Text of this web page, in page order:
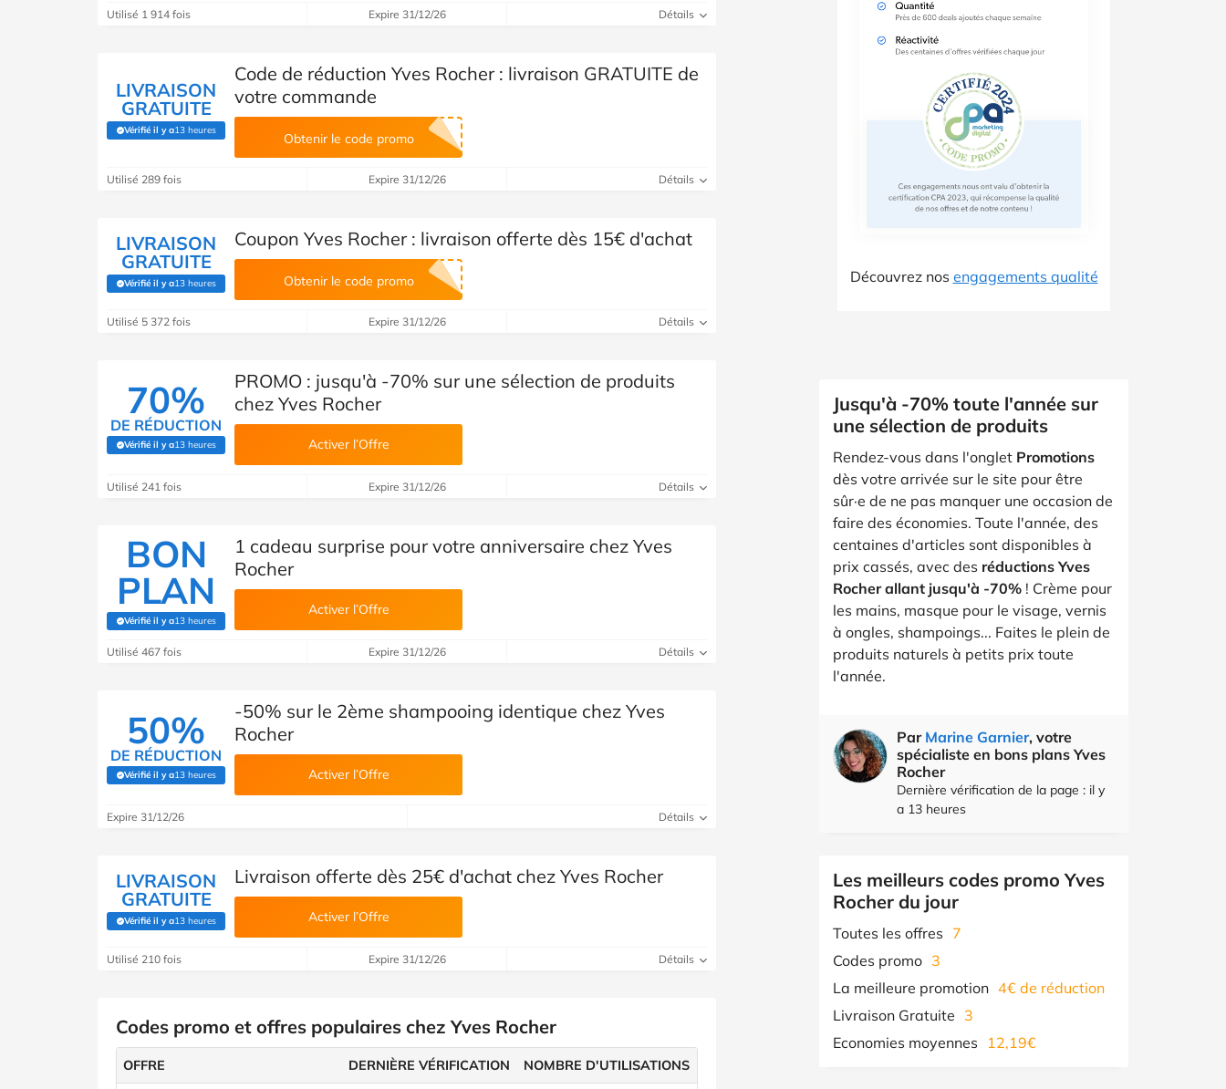
Voir toutes les catégories
Utilisé 1 914 fois Expire 31/12/26 Détails
LIVRAISON
GRATUITE
Vérifié il y a13 heures
(Vérifié par Savoo)
Code de réduction Yves Rocher : livraison GRATUITE de
votre commande
Obtenir le code promo
Utilisé 289 fois Expire 31/12/26 Détails
LIVRAISON
GRATUITE
Vérifié il y a13 heures
(Vérifié par Savoo)
Coupon Yves Rocher : livraison offerte dès 15€ d'achat
Obtenir le code promo
Utilisé 5 372 fois Expire 31/12/26 Détails
70%
DE RÉDUCTION
Vérifié il y a13 heures
(Vérifié par Savoo)
PROMO : jusqu'à -70% sur une sélection de produits
chez Yves Rocher
Activer l’Offre
Utilisé 241 fois Expire 31/12/26 Détails
BON
PLAN
Vérifié il y a13 heures
(Vérifié par Savoo)
1 cadeau surprise pour votre anniversaire chez Yves
Rocher
Activer l’Offre
Utilisé 467 fois Expire 31/12/26 Détails
50%
DE RÉDUCTION
Vérifié il y a13 heures
(Vérifié par Savoo)
-50% sur le 2ème shampooing identique chez Yves
Rocher
Activer l’Offre
Expire 31/12/26 Détails
LIVRAISON
GRATUITE
Vérifié il y a13 heures
(Vérifié par Savoo)
Livraison offerte dès 25€ d'achat chez Yves Rocher
Activer l’Offre
Utilisé 210 fois Expire 31/12/26 Détails
Codes promo et offres populaires chez Yves Rocher
OFFRE DERNIÈRE VÉRIFICATION NOMBRE D'UTILISATIONS
Découvrez nos engagements qualité
Jusqu'à -70% toute l'année sur
une sélection de produits
Rendez-vous dans l'onglet Promotions
dès votre arrivée sur le site pour être
sûr·e de ne pas manquer une occasion de
faire des économies. Toute l'année, des
centaines d'articles sont disponibles à
prix cassés, avec des réductions Yves
Rocher allant jusqu'à -70% ! Crème pour
les mains, masque pour le visage, vernis
à ongles, shampoings... Faites le plein de
produits naturels à petits prix toute
l'année.
Par Marine Garnier, votre
spécialiste en bons plans Yves
Rocher
Dernière vérification de la page : il y
a 13 heures
Les meilleurs codes promo Yves
Rocher du jour
Toutes les offres 7
Codes promo 3
La meilleure promotion 4€ de réduction
Livraison Gratuite 3
Economies moyennes
12,19€